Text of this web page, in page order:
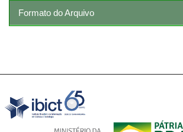
Formato do Arquivo